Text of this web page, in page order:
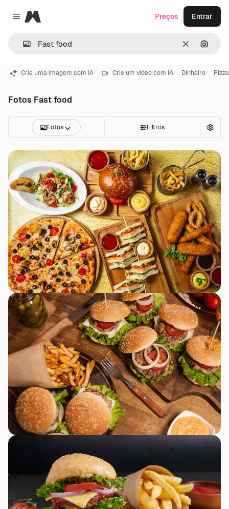
Close menu
Magnific
Limpar
Preços Entrar
Crie uma imagem com IA Crie um vídeo com IA Dinheiro Pizza
Fotos Fast food
Fotos Filtros